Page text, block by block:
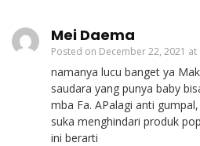
Mei Daema
Posted on December 22, 2021 at
namanya lucu banget ya
saudara yang punya baby
mba Fa. APalagi anti
suka menghindari produk
ini berarti